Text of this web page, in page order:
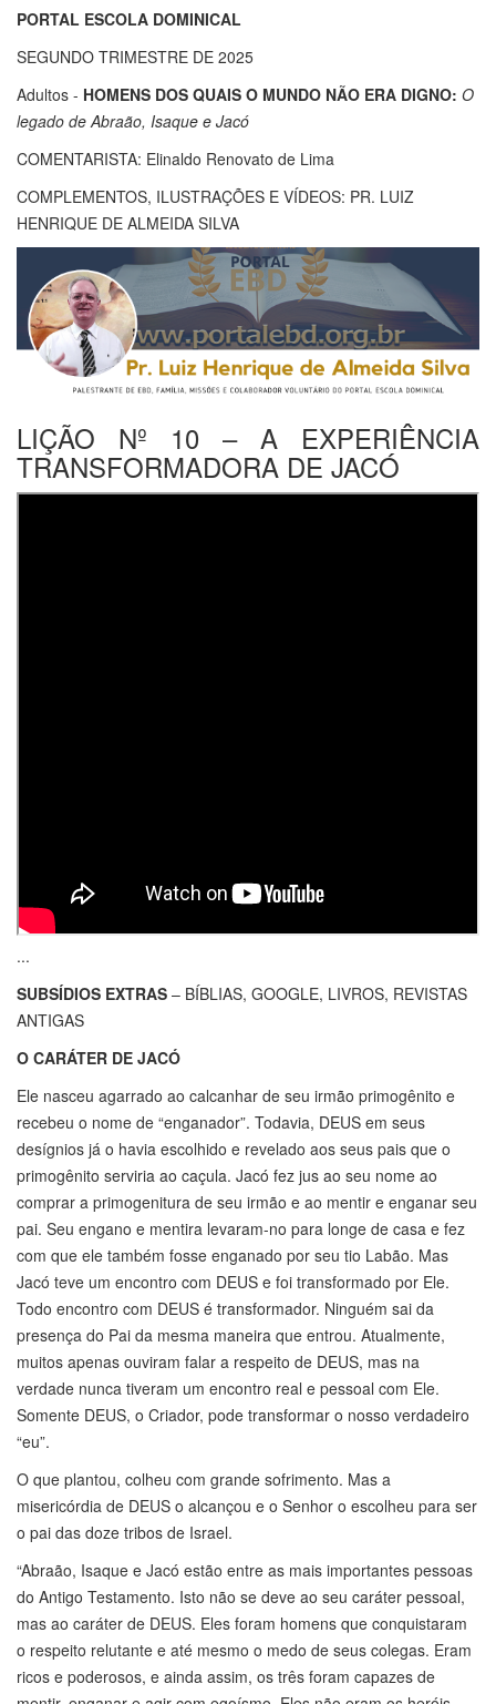
PORTAL ESCOLA DOMINICAL
SEGUNDO TRIMESTRE DE 2025
Adultos - HOMENS DOS QUAIS O MUNDO NÃO ERA DIGNO: O
legado de Abraão, Isaque e Jacó
COMENTARISTA: Elinaldo Renovato de Lima
COMPLEMENTOS, ILUSTRAÇÕES E VÍDEOS: PR. LUIZ
HENRIQUE DE ALMEIDA SILVA
LIÇÃO Nº 10 – A EXPERIÊNCIA
TRANSFORMADORA DE JACÓ
...
SUBSÍDIOS EXTRAS – BÍBLIAS, GOOGLE, LIVROS, REVISTAS
ANTIGAS
O CARÁTER DE JACÓ
Ele nasceu agarrado ao calcanhar de seu irmão primogênito e
recebeu o nome de “enganador”. Todavia, DEUS em seus
desígnios já o havia escolhido e revelado aos seus pais que o
primogênito serviria ao caçula. Jacó fez jus ao seu nome ao
comprar a primogenitura de seu irmão e ao mentir e enganar seu
pai. Seu engano e mentira levaram-no para longe de casa e fez
com que ele também fosse enganado por seu tio Labão. Mas
Jacó teve um encontro com DEUS e foi transformado por Ele.
Todo encontro com DEUS é transformador. Ninguém sai da
presença do Pai da mesma maneira que entrou. Atualmente,
muitos apenas ouviram falar a respeito de DEUS, mas na
verdade nunca tiveram um encontro real e pessoal com Ele.
Somente DEUS, o Criador, pode transformar o nosso verdadeiro
“eu”.
O que plantou, colheu com grande sofrimento. Mas a
misericórdia de DEUS o alcançou e o Senhor o escolheu para ser
o pai das doze tribos de Israel.
“Abraão, Isaque e Jacó estão entre as mais importantes pessoas
do Antigo Testamento. Isto não se deve ao seu caráter pessoal,
mas ao caráter de DEUS. Eles foram homens que conquistaram
o respeito relutante e até mesmo o medo de seus colegas. Eram
ricos e poderosos, e ainda assim, os três foram capazes de